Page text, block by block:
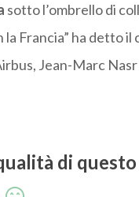
sotto l’ombrello di
Francia” ha detto il
Jean-Marc
di